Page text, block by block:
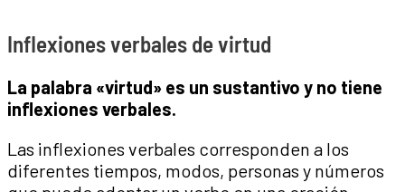
Inflexiones verbales de virtud
La palabra «virtud» es un sustantivo y no tiene
inflexiones verbales.
Las inflexiones verbales corresponden a los
diferentes tiempos, modos, personas y números